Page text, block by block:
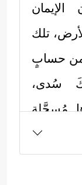
الإيمان
تلك
من حسابٍ
سُدى،
مُسجَّلة
ما يكون
لهذه